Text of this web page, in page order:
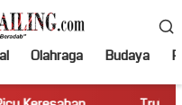
Olahraga Budaya